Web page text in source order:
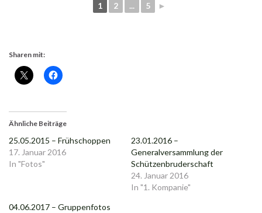
1 2 ... 5 ►
Sharen mit:
Ähnliche Beiträge
25.05.2015 – Frühschoppen
17. Januar 2016
In "Fotos"
23.01.2016 –
Generalversammlung der
Schützenbruderschaft
24. Januar 2016
In "1. Kompanie"
04.06.2017 – Gruppenfotos